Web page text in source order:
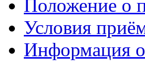
Положение о
Условия
Информация